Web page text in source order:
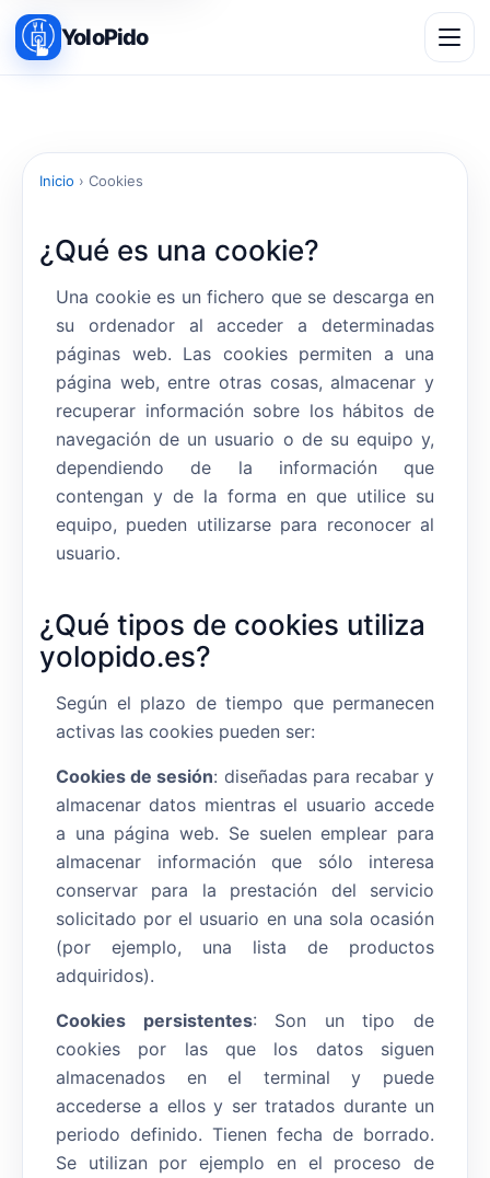
YoloPido
Inicio › Cookies
¿Qué es una cookie?
Una cookie es un fichero que se descarga en
su ordenador al acceder a determinadas
páginas web. Las cookies permiten a una
página web, entre otras cosas, almacenar y
recuperar información sobre los hábitos de
navegación de un usuario o de su equipo y,
dependiendo de la información que
contengan y de la forma en que utilice su
equipo, pueden utilizarse para reconocer al
usuario.
¿Qué tipos de cookies utiliza
yolopido.es?
Según el plazo de tiempo que permanecen
activas las cookies pueden ser:
Cookies de sesión: diseñadas para recabar y
almacenar datos mientras el usuario accede
a una página web. Se suelen emplear para
almacenar información que sólo interesa
conservar para la prestación del servicio
solicitado por el usuario en una sola ocasión
(por ejemplo, una lista de productos
adquiridos).
Cookies persistentes: Son un tipo de
cookies por las que los datos siguen
almacenados en el terminal y puede
accederse a ellos y ser tratados durante un
periodo definido. Tienen fecha de borrado.
Se utilizan por ejemplo en el proceso de